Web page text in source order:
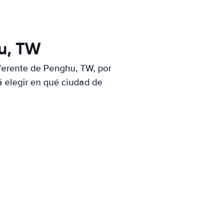
TW
de Penghu, TW, por
elegir en qué ciudad de